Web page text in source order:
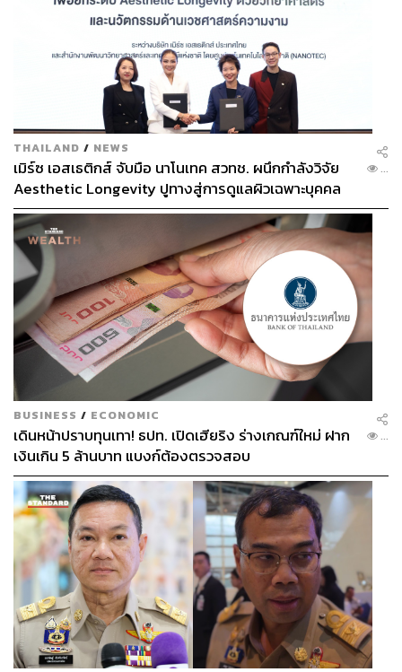
ABOUT THE AUTHOR
บรรณาธิการแฟชั่นและสไตลิสต์ ประจำ
สำนักข่าว THE STANDARD
ABOUT THE AUTHOR
พัชชา พูนพิริยะ
กองบรรณาธิการคัลเจอร์ สำนักข่าว THE
STANDARD
THAILAND / NEWS
เมิร์ซ เอสเธติกส์ จับมือ นาโนเทค สวทช. ผนึกกำลังวิจัย
Aesthetic Longevity ปูทางสู่การดูแลผิวเฉพาะบุคคล
[PR NEWS]
...
BUSINESS / ECONOMIC
เดินหน้าปราบทุนเทา! ธปท. เปิดเฮียริง ร่างเกณฑ์ใหม่ ฝาก
เงินเกิน 5 ล้านบาท แบงก์ต้องตรวจสอบ
...